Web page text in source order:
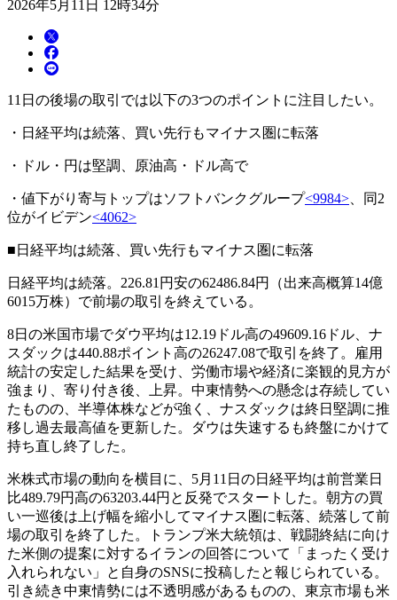
2026年5月11日 12時34分
11日の後場の取引では以下の3つのポイントに注目したい。
・日経平均は続落、買い先行もマイナス圏に転落
・ドル・円は堅調、原油高・ドル高で
・値下がり寄与トップはソフトバンクグループ<9984> 、同2
位がイビデン<4062>
■日経平均は続落、買い先行もマイナス圏に転落
日経平均は続落。226.81円安の62486.84円（出来高概算14億
6015万株）で前場の取引を終えている。
8日の米国市場でダウ平均は12.19ドル高の49609.16ドル、ナ
スダックは440.88ポイント高の26247.08で取引を終了。雇用
統計の安定した結果を受け、労働市場や経済に楽観的見方が
強まり、寄り付き後、上昇。中東情勢への懸念は存続してい
たものの、半導体株などが強く、ナスダックは終日堅調に推
移し過去最高値を更新した。ダウは失速するも終盤にかけて
持ち直し終了した。
米株式市場の動向を横目に、5月11日の日経平均は前営業日
比489.79円高の63203.44円と反発でスタートした。朝方の買
い一巡後は上げ幅を縮小してマイナス圏に転落、続落して前
場の取引を終了した。トランプ米大統領は、戦闘終結に向け
た米側の提案に対するイランの回答について「まったく受け
入れられない」と自身のSNSに投稿したと報じられている。
引き続き中東情勢には不透明感があるものの、東京市場も米